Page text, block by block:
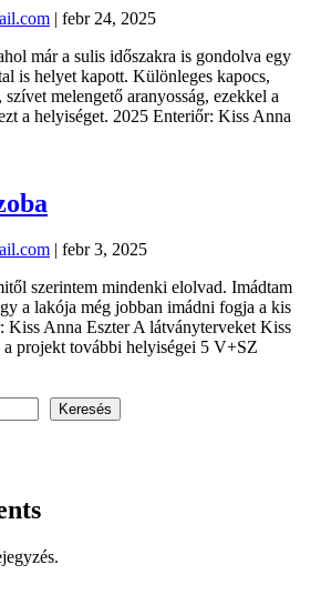
| febr 24, 2025
már a sulis időszakra is gondolva egy
is helyet kapott. Különleges kapocs,
melengető aranyosság, ezekkel a
a helyiséget. 2025 Enteriőr: Kiss Anna
| febr 3, 2025
szerintem mindenki elolvad. Imádtam
a lakója még jobban imádni fogja a kis
Anna Eszter A látványterveket Kiss
a projekt további helyiségei 5 V+SZ
Keresés